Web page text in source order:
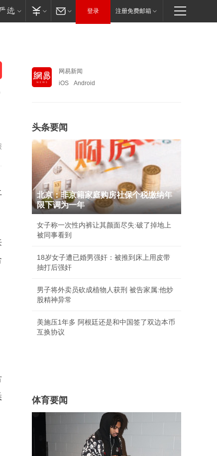
登录 注册免费邮箱
网易新闻
iOS
Android
头条要闻
北京：非京籍家庭购房社保个税缴纳年
限下调为一年
女子称一次性内裤让其颜面尽失:破了掉地上
被同事看到
18岁女子遭已婚男强奸：被推到床上用皮带
抽打后强奸
男子将外卖员砍成植物人获刑 被告家属:他炒
股精神异常
美施压1年多 阿根廷还是和中国签了双边本币
互换协议
体育要闻